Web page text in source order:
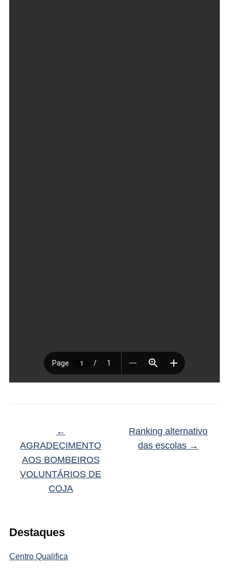
Destaques
Centro Qualifica
←
AGRADECIMENTO
AOS BOMBEIROS
VOLUNTÁRIOS DE
COJA
Ranking alternativo
das escolas →